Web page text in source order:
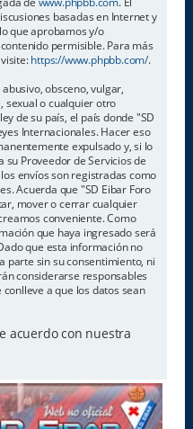
basadas en Internet y
que aprobamos y/o
permisible. Para más
https://www.phpbb.com/.
obsceno, vulgar,
sexual o cualquier otro
de su país, el país donde "SD
Internacionales. Hacer eso
expulsado y, si lo
Proveedor de Servicios de
envíos son registradas como
Acuerda que "SD Eibar Foro
mover o cerrar cualquier
conveniente. Como
que haya ingresado será
que esta información no
parte sin su consentimiento, ni
considerarse responsables
a que los datos sean
acuerdo con nuestra